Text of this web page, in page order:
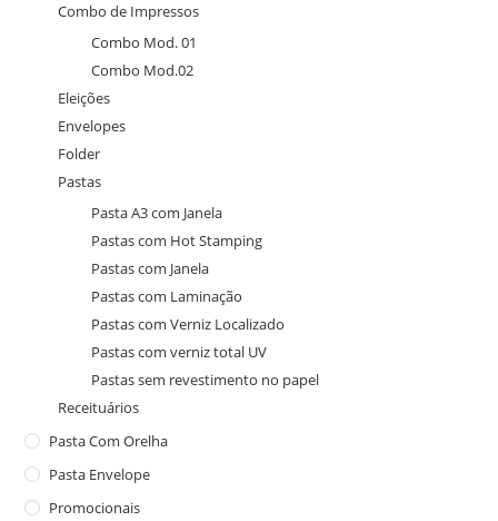
Combo de Impressos
Combo Mod. 01
Combo Mod.02
Eleições
Envelopes
Folder
Pastas
Pasta A3 com Janela
Pastas com Hot Stamping
Pastas com Janela
Pastas com Laminação
Pastas com Verniz Localizado
Pastas com verniz total UV
Pastas sem revestimento no papel
Receituários
Pasta Com Orelha
Pasta Envelope
Promocionais